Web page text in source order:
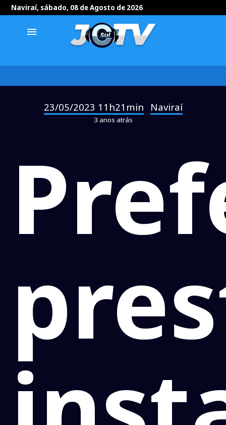
Naviraí, sábado, 08 de Agosto de 2026
menu
23/05/2023 11h21min Naviraí
3 anos atrás